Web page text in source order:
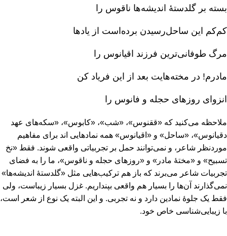
بسته بر گلدستۀ اندیشه‌ها ناقوس را
کم‌کم این ساحل‌رسیدن برده‌است از یادها
مرگ طوفانی‌ترین فرزند اقیانوس را
مادرم‌! در مخته‌هایت بعد از این فریاد کن‌
انزوای روزهای حجله و فانوس را
ملاحظه می‌کنید که «ققنوس‌»، «شب‌»، «کابوس‌»، «سکه‌های عهد
دقیانوس‌»، «ساحل‌» و «اقیانوس‌» همه نمادهایی اند برای مفاهیم
موردنظر شاعر، و نمی‌توانند حمل بر تجربیاتی واقعی شوند. فقط «نخ
تسبیح‌» و «مختۀ مادر» و «روزهای حجله و ناقوس‌»، ما را به فضای
تجربیات شاعر می‌برند که باز هم ترکیب‌هایی مثل «گلدستۀ اندیشه‌ها»
نمی‌گذارند آن‌ها را بسیار هم واقعی بپنداریم‌. غزل بسیار زیباست‌، ولی
فقط یک جلوۀ نمادین دارد و نه تجربی‌. و این البته یک نوع از شعر است‌،
با زیبایی‌شناسی خاص خود.